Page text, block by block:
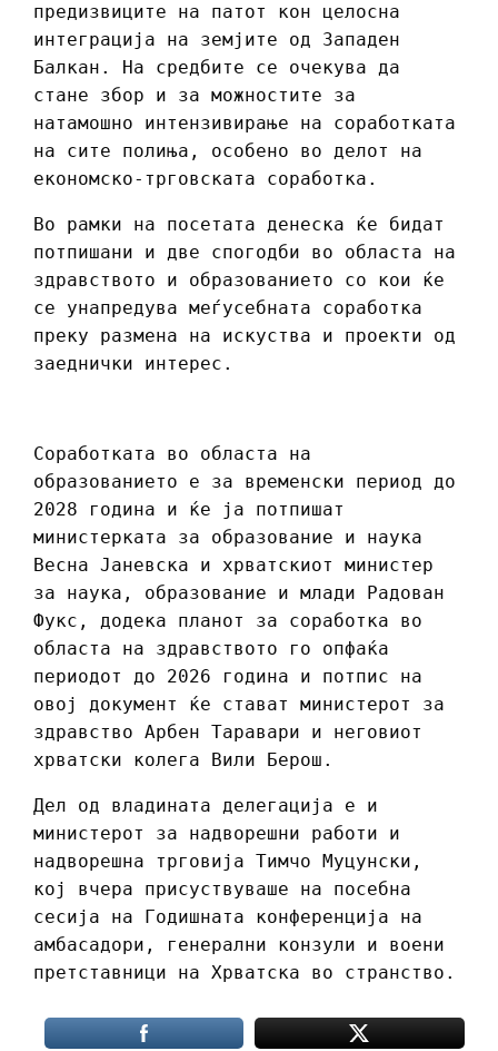
предизвиците на патот кон целосна
интеграција на земјите од Западен
Балкан. На средбите се очекува да
стане збор и за можностите за
натамошно интензивирање на соработката
на сите полиња, особено во делот на
економско-трговската соработка.
Во рамки на посетата денеска ќе бидат
потпишани и две спогодби во областа на
здравството и образованието со кои ќе
се унапредува меѓусебната соработка
преку размена на искуства и проекти од
заеднички интерес.
Соработката во областа на
образованието е за временски период до
2028 година и ќе ја потпишат
министерката за образование и наука
Весна Јаневска и хрватскиот министер
за наука, образование и млади Радован
Фукс, додека планот за соработка во
областа на здравството го опфаќа
периодот до 2026 година и потпис на
овој документ ќе стават министерот за
здравство Арбен Таравари и неговиот
хрватски колега Вили Берош.
Дел од владината делегација е и
министерот за надворешни работи и
надворешна трговија Тимчо Муцунски,
кој вчера присуствуваше на посебна
сесија на Годишната конференција на
амбасадори, генерални конзули и воени
претставници на Хрватска во странство.